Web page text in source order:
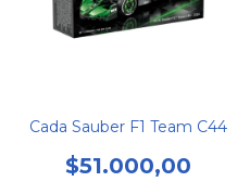
Cada Sauber F1 Team C44
$51.000,00